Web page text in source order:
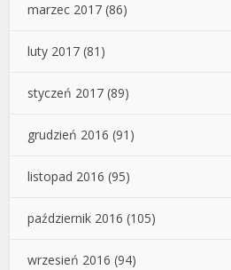
marzec 2017 (86)
luty 2017 (81)
styczeń 2017 (89)
grudzień 2016 (91)
listopad 2016 (95)
październik 2016 (105)
wrzesień 2016 (94)